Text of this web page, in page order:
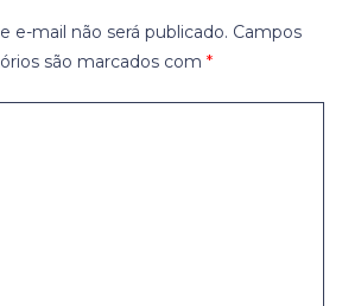
e-mail não será publicado. Campos
são marcados com *